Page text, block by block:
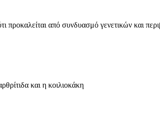
προκαλείται από συνδυασμό γενετικών και
και η κοιλιοκάκη